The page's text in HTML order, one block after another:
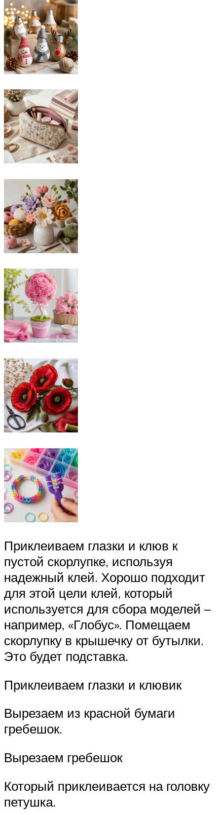
Приклеиваем глазки и клюв к
пустой скорлупке, используя
надежный клей. Хорошо подходит
для этой цели клей, который
используется для сбора моделей –
например, «Глобус». Помещаем
скорлупку в крышечку от бутылки.
Это будет подставка.
Приклеиваем глазки и клювик
Вырезаем из красной бумаги
гребешок.
Вырезаем гребешок
Который приклеивается на головку
петушка.